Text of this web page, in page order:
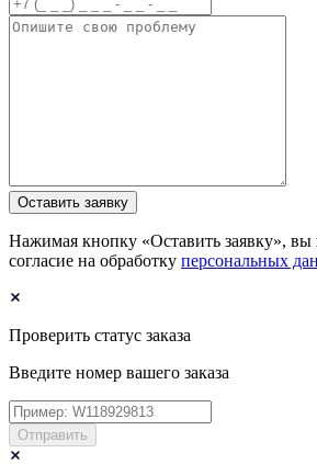
Оставить заявку
Нажимая кнопку «Оставить заявку», вы
согласие на обработку персональных
Проверить статус заказа
Введите номер вашего заказа
Отправить